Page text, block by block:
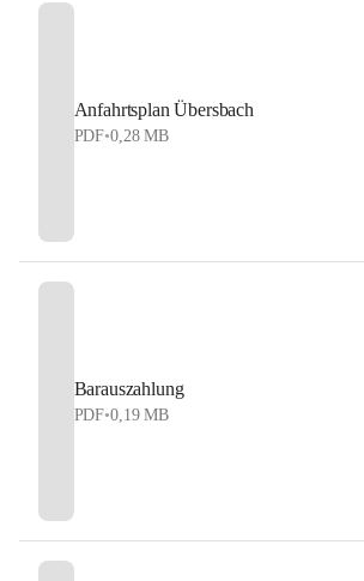
Anfahrtsplan Übersbach
PDF•0,28 MB
Barauszahlung
PDF•0,19 MB